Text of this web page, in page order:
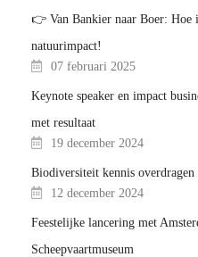
👉 Van Bankier naar Boer:
natuurimpact!
07 februari 2025
Keynote speaker en impact
met resultaat
19 december 2024
Biodiversiteit kennis overdragen
12 december 2024
Feestelijke lancering met
Scheepvaartmuseum